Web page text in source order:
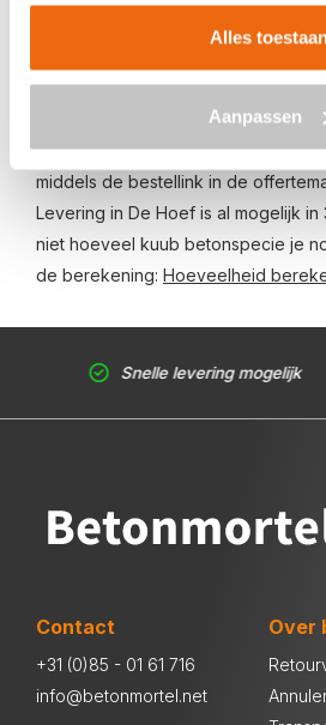
Alles
Aanpassen
in De Hoef bestellen is eenvoudig:
type beton, de optionele keuze
je e-mailadres in en ontvang
gerichte prijs per e-mail voor De
middels de bestellink in de
Levering in De Hoef is al mogelijk
niet hoeveel kuub betonspecie je
de berekening: Hoeveelheid
Snelle levering mogelijk
Contact
+31 (0)85 - 01 61 716
info@betonmortel.net
Over